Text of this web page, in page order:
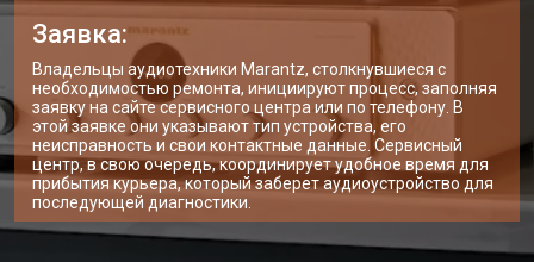
Заявка:
Владельцы аудиотехники Marantz, столкнувшиеся с
необходимостью ремонта, инициируют процесс, заполняя
заявку на сайте сервисного центра или по телефону. В
этой заявке они указывают тип устройства, его
неисправность и свои контактные данные. Сервисный
центр, в свою очередь, координирует удобное время для
прибытия курьера, который заберет аудиоустройство для
последующей диагностики.